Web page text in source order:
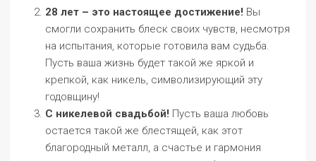
28 лет – это настоящее достижение! Вы
смогли сохранить блеск своих чувств, несмотря
на испытания, которые готовила вам судьба.
Пусть ваша жизнь будет такой же яркой и
крепкой, как никель, символизирующий эту
годовщину!
С никелевой свадьбой! Пусть ваша любовь
остается такой же блестящей, как этот
благородный металл, а счастье и гармония